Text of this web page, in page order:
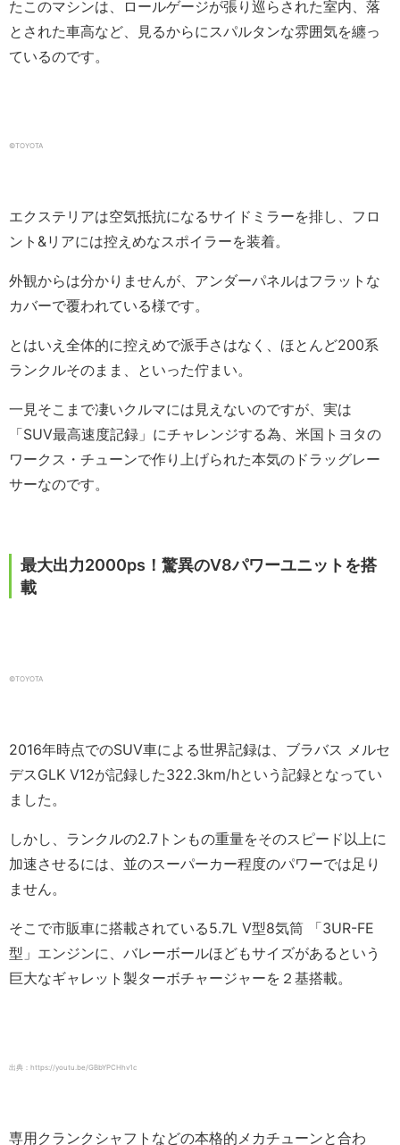
たこのマシンは、ロールゲージが張り巡らされた室内、落
とされた車高など、見るからにスパルタンな雰囲気を纏っ
ているのです。
©TOYOTA
エクステリアは空気抵抗になるサイドミラーを排し、フロ
ント&リアには控えめなスポイラーを装着。
外観からは分かりませんが、アンダーパネルはフラットな
カバーで覆われている様です。
とはいえ全体的に控えめで派手さはなく、ほとんど200系
ランクルそのまま、といった佇まい。
一見そこまで凄いクルマには見えないのですが、実は
「SUV最高速度記録」にチャレンジする為、米国トヨタの
ワークス・チューンで作り上げられた本気のドラッグレー
サーなのです。
最大出力2000ps！驚異のV8パワーユニットを搭
載
©TOYOTA
2016年時点でのSUV車による世界記録は、ブラバス メルセ
デスGLK V12が記録した322.3km/hという記録となってい
ました。
しかし、ランクルの2.7トンもの重量をそのスピード以上に
加速させるには、並のスーパーカー程度のパワーでは足り
ません。
そこで市販車に搭載されている5.7L V型8気筒 「3UR-FE
型」エンジンに、バレーボールほどもサイズがあるという
巨大なギャレット製ターボチャージャーを２基搭載。
出典：https://youtu.be/GBbYPCHhv1c
専用クランクシャフトなどの本格的メカチューンと合わ